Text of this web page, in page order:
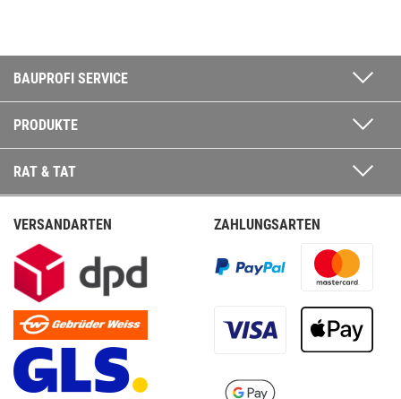
BAUPROFI SERVICE
PRODUKTE
RAT & TAT
VERSANDARTEN ZAHLUNGSARTEN